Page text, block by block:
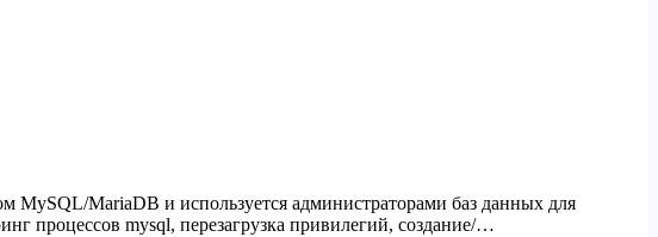
MySQL/MariaDB и используется администраторами баз данных для
процессов mysql, перезагрузка привилегий, создание/…